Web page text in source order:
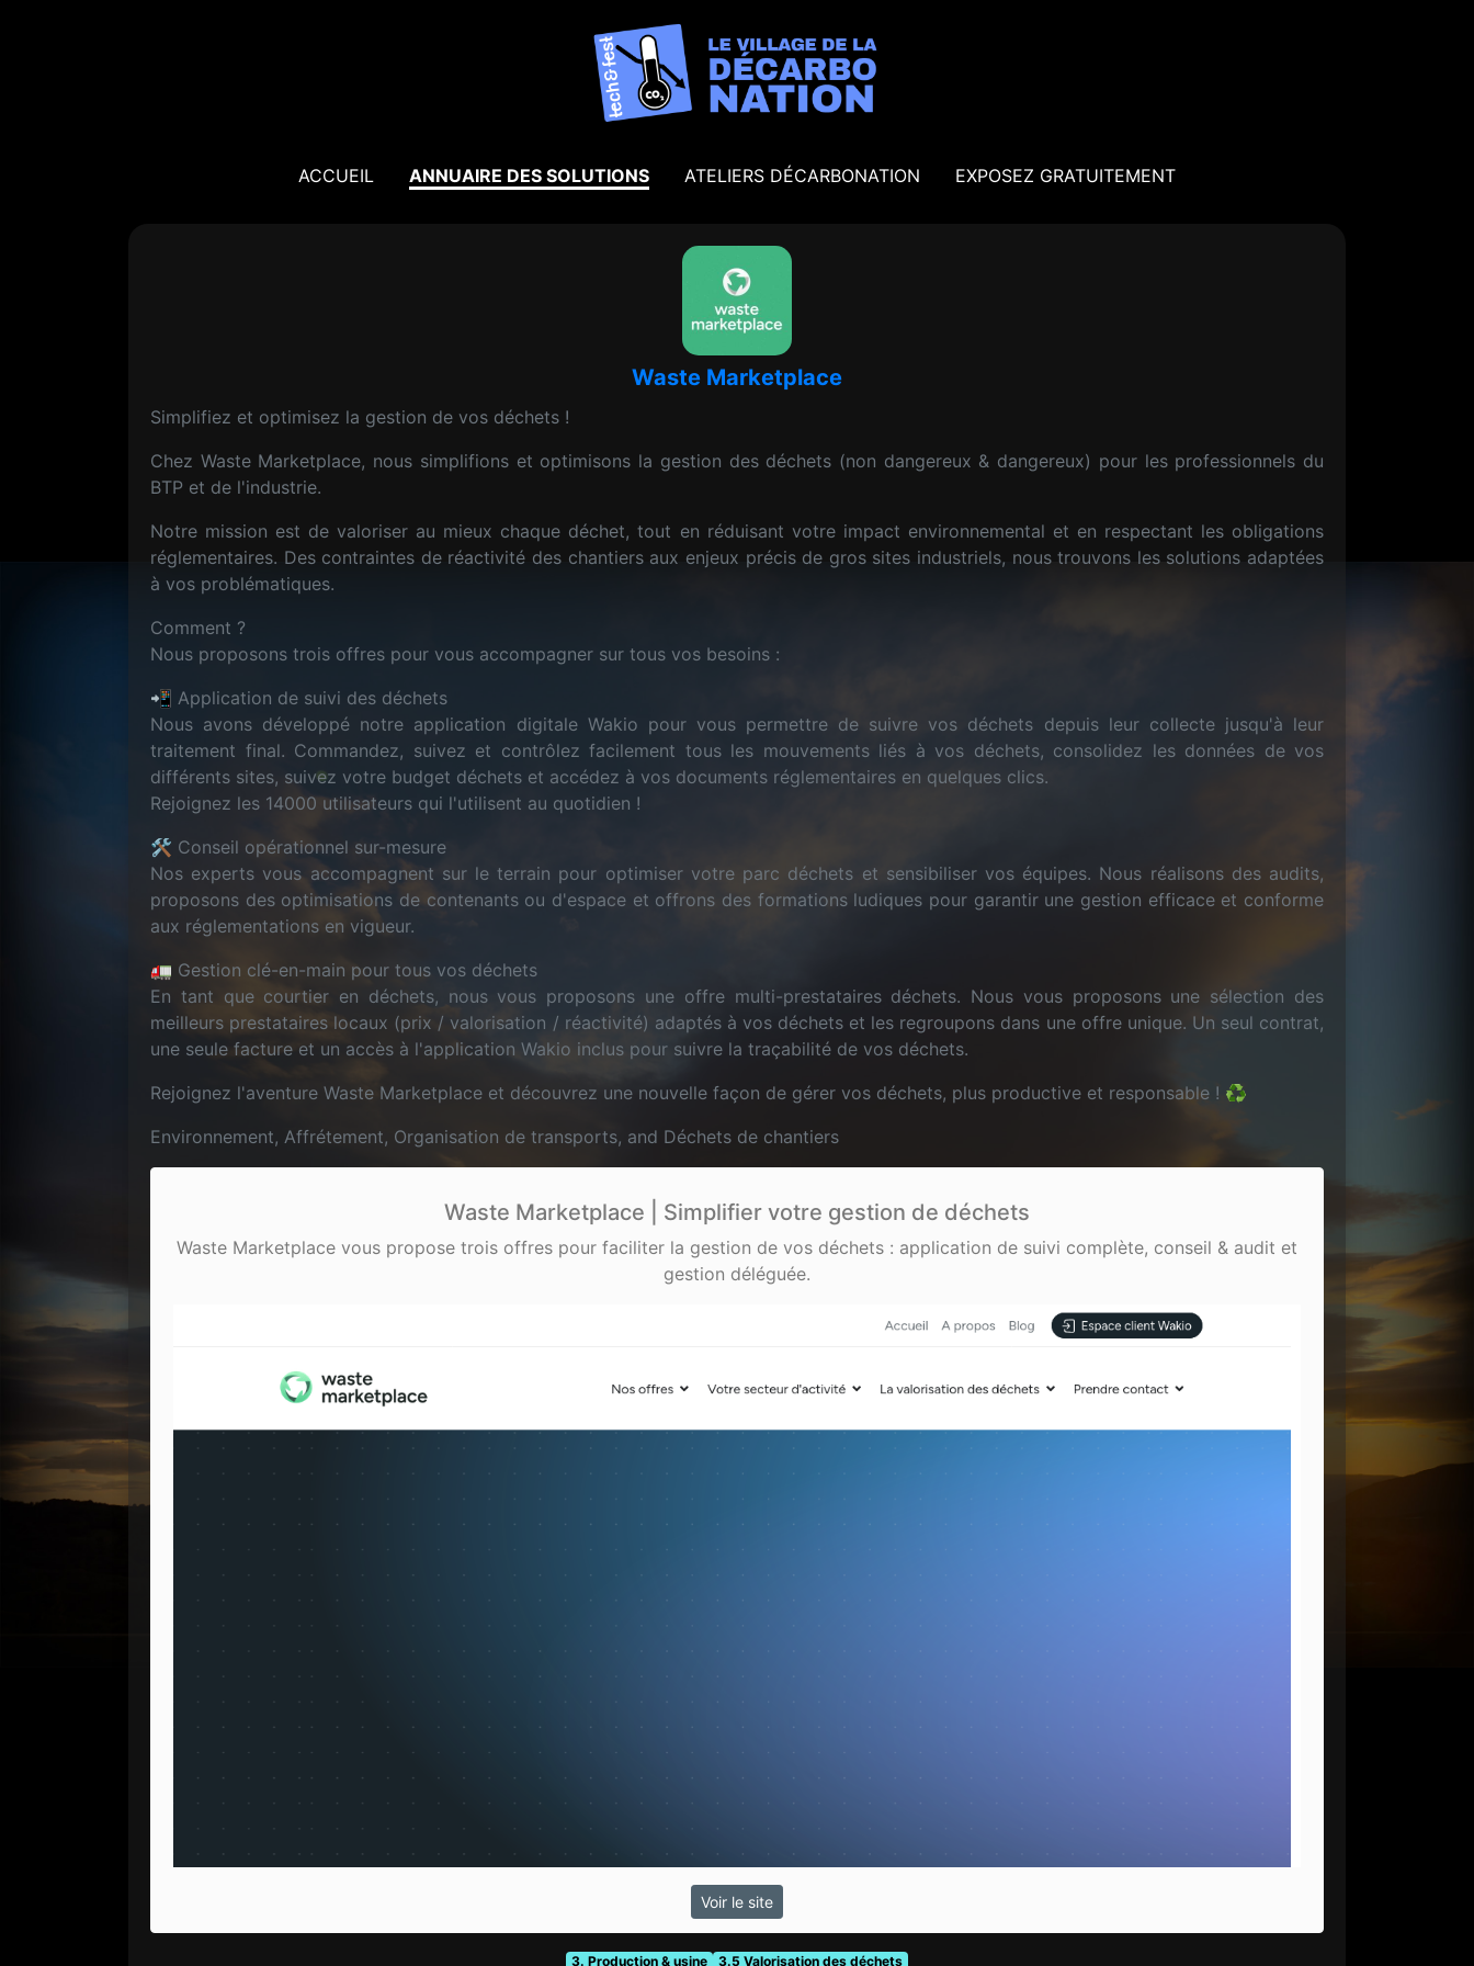
ACCUEIL ANNUAIRE DES SOLUTIONS ATELIERS DÉCARBONATION EXPOSEZ GRATUITEMENT
Waste Marketplace
Simplifiez et optimisez la gestion de vos déchets !
Chez Waste Marketplace, nous simplifions et optimisons la gestion des déchets (non dangereux & dangereux) pour les professionnels du
BTP et de l'industrie.
Notre mission est de valoriser au mieux chaque déchet, tout en réduisant votre impact environnemental et en respectant les obligations
réglementaires. Des contraintes de réactivité des chantiers aux enjeux précis de gros sites industriels, nous trouvons les solutions adaptées
à vos problématiques.
Comment ?
Nous proposons trois offres pour vous accompagner sur tous vos besoins :
📲 Application de suivi des déchets
Nous avons développé notre application digitale Wakio pour vous permettre de suivre vos déchets depuis leur collecte jusqu'à leur
traitement final. Commandez, suivez et contrôlez facilement tous les mouvements liés à vos déchets, consolidez les données de vos
différents sites, suivez votre budget déchets et accédez à vos documents réglementaires en quelques clics.
Rejoignez les 14000 utilisateurs qui l'utilisent au quotidien !
🛠️ Conseil opérationnel sur-mesure
Nos experts vous accompagnent sur le terrain pour optimiser votre parc déchets et sensibiliser vos équipes. Nous réalisons des audits,
proposons des optimisations de contenants ou d'espace et offrons des formations ludiques pour garantir une gestion efficace et conforme
aux réglementations en vigueur.
🚛 Gestion clé-en-main pour tous vos déchets
En tant que courtier en déchets, nous vous proposons une offre multi-prestataires déchets. Nous vous proposons une sélection des
meilleurs prestataires locaux (prix / valorisation / réactivité) adaptés à vos déchets et les regroupons dans une offre unique. Un seul contrat,
une seule facture et un accès à l'application Wakio inclus pour suivre la traçabilité de vos déchets.
Rejoignez l'aventure Waste Marketplace et découvrez une nouvelle façon de gérer vos déchets, plus productive et responsable ! ♻️
Environnement, Affrétement, Organisation de transports, and Déchets de chantiers
Waste Marketplace | Simplifier votre gestion de déchets
Waste Marketplace vous propose trois offres pour faciliter la gestion de vos déchets : application de suivi complète, conseil & audit et
gestion déléguée.
Voir le site
3. Production & usine 3.5 Valorisation des déchets